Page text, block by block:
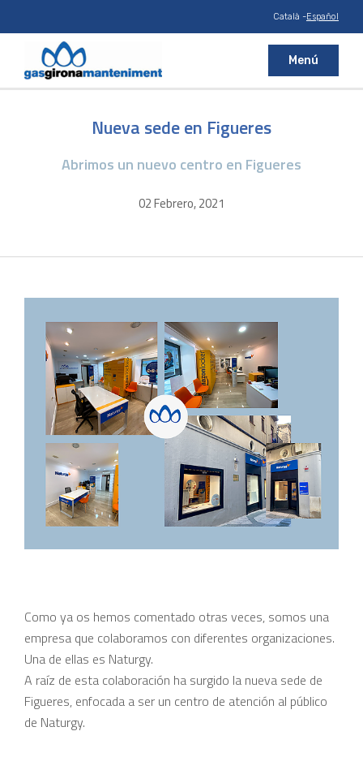
Català -Español
Menú
Nueva sede en Figueres
Abrimos un nuevo centro en Figueres
02 Febrero, 2021
Como ya os hemos comentado otras veces, somos una
empresa que colaboramos con diferentes organizaciones.
Una de ellas es Naturgy.
A raíz de esta colaboración ha surgido la nueva sede de
Figueres, enfocada a ser un centro de atención al público
de Naturgy.